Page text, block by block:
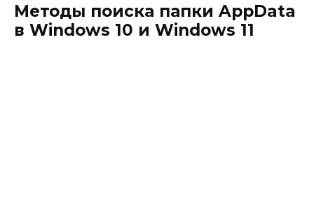
Методы поиска папки AppData
в Windows 10 и Windows 11